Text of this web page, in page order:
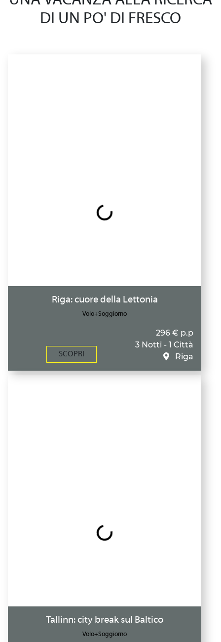
DI UN PO' DI FRESCO
Riga: cuore della Lettonia
Volo+Soggiorno
SCOPRI
296 € p.p
3 Notti - 1 Città
Riga
Tallinn: city break sul Baltico
Volo+Soggiorno